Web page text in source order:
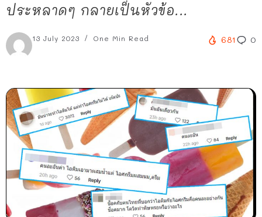
ประหลาดๆ กลายเป็นหัวข้อ...
13 July 2023 One Min Read 681 0